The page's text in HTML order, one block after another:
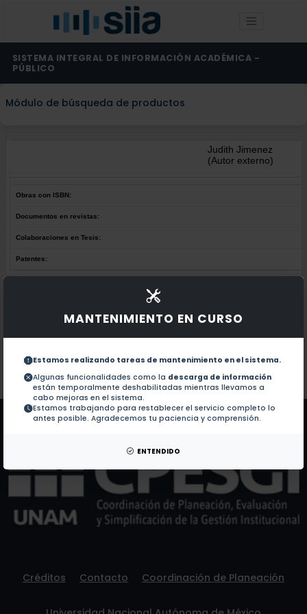
MANTENIMIENTO EN CURSO
Estamos realizando tareas de mantenimiento en el sistema.
Algunas funcionalidades como la descarga de información
están temporalmente deshabilitadas mientras llevamos a
cabo mejoras en el sistema.
Estamos trabajando para restablecer el servicio completo lo
antes posible. Agradecemos tu paciencia y comprensión.
ENTENDIDO
SISTEMA INTEGRAL DE INFORMACIÓN ACADÉMICA -
PÚBLICO
Módulo de búsqueda de productos
Judith Jimenez
(Autor externo)
Obras con ISBN:
Documentos en revistas:
Colaboraciones en Tesis:
Patentes:
No hay obras de este autor.
Documentos en revistas:
Colaboraciones en Tesis:
Patentes: No hay patentes de este autor.
Créditos Contacto Coordinación de Planeación